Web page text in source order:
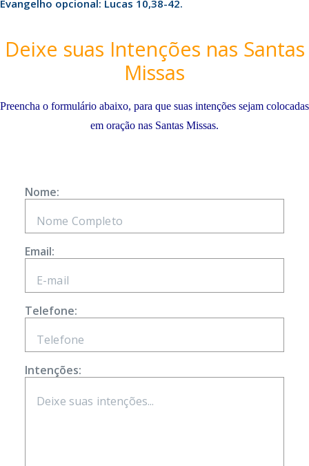
Evangelho opcional: Lucas 10,38-42.
Deixe suas Intenções nas Santas
Missas
Preencha o formulário abaixo, para que suas intenções sejam colocadas
em oração nas Santas Missas.
Nome:
Email:
Telefone:
Intenções: